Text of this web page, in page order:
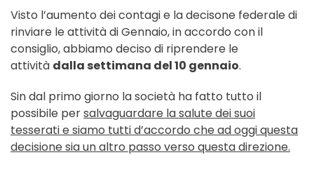
Visto l’aumento dei contagi e la decisone federale di
rinviare le attività di Gennaio, in accordo con il
consiglio, abbiamo deciso di riprendere le
attività dalla settimana del 10 gennaio.
Sin dal primo giorno la società ha fatto tutto il
possibile persalvaguardare la salute dei suoi
tesserati e siamo tutti d’accordo che ad oggi questa
decisione sia un altro passo verso questa direzione.